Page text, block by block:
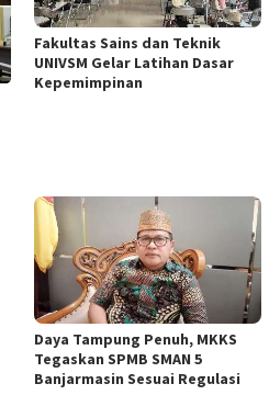
Fakultas Sains dan Teknik
UNIVSM Gelar Latihan Dasar
Kepemimpinan
Daya Tampung Penuh, MKKS
Tegaskan SPMB SMAN 5
Banjarmasin Sesuai Regulasi